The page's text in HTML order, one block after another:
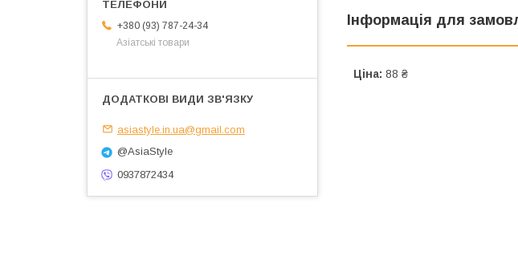
Інформація для
Ціна: 88 ₴
+380 (93) 787-24-34
Азіатські товари
asiastyle.in.ua@gmail.com
@AsiaStyle
0937872434